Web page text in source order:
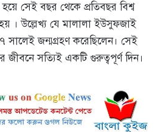
হয়ে সেই বছর থেকে প্রতিবছর বিশ্ব
। উল্লেখ্য যে মালালা ইউসুফজাই
জন্মগ্রহণ করেছিলেন। সেই
জীবনে সত্যিই একটি গুরুত্বপূর্ণ দিন।